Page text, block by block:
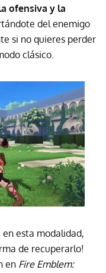
ofensiva y la
del enemigo
si no quieres perder
clásico.
esta modalidad,
de recuperarlo!
en Fire Emblem: